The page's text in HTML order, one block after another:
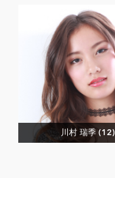
川村 瑞季 (12)